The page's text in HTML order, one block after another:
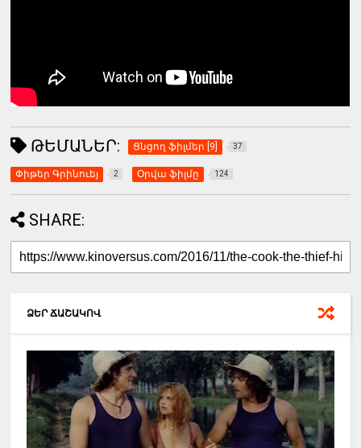
ԹԵՄԱՆԵՐ: Ցնցող ֆիլմեր [9] 37
Փիթեր Գրինուեյ 2 Օրվա ֆիլմը 124
SHARE:
ՁԵՐ ՃԱՇԱԿՈՎ